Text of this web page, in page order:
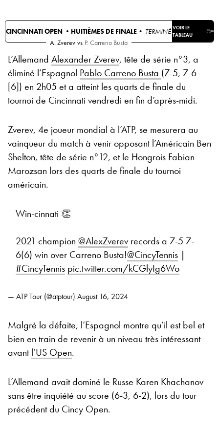
CINCINNATI OPEN • HUITIÈMES DE FINALE • TERMINÉ VOIR LE
TABLEAU
A. Zverev vs P. Carreno Busta
L’Allemand Alexander Zverev, tête de série n°3, a
éliminé l’Espagnol Pablo Carreno Busta (7-5, 7-6
[6]) en 2h05 et a atteint les quarts de finale du
tournoi de Cincinnati vendredi en fin d’après-midi.
Zverev, 4e joueur mondial à l’ATP, se mesurera au
vainqueur du match à venir opposant l’Américain Ben
Shelton, tête de série n°12, et le Hongrois Fabian
Marozsan lors des quarts de finale du tournoi
américain.
Win-cinnati 👏
2021 champion @AlexZverevrecords a 7-5 7-
6(6) win over Carreno Busta!@CincyTennis |
#CincyTennis pic.twitter.com/kCGlyIg6Wo
— ATP Tour (@atptour) August 16, 2024
Malgré la défaite, l’Espagnol montre qu’il est bel et
bien en train de revenir à un niveau très intéressant
avantl’US Open.
L’Allemand avait dominé le Russe Karen Khachanov
sans être inquiété au score (6-3, 6-2), lors du tour
précédent du Cincy Open.